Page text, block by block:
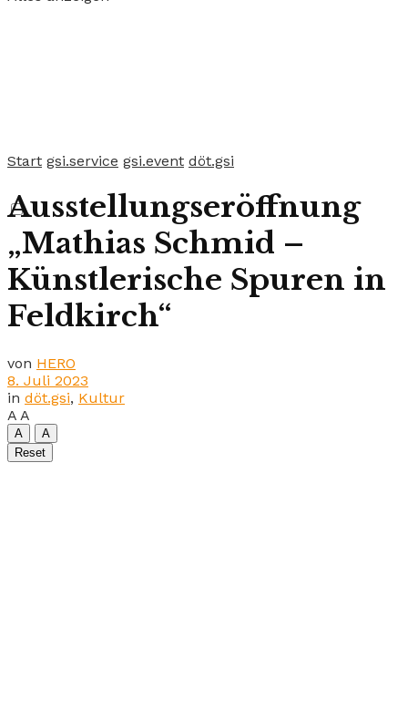
Start gsi.service gsi.event döt.gsi
Ausstellungseröffnung
„Mathias Schmid –
Künstlerische Spuren in
Feldkirch“
von HERO
8. Juli 2023
in döt.gsi, Kultur
A A
A
A
Reset